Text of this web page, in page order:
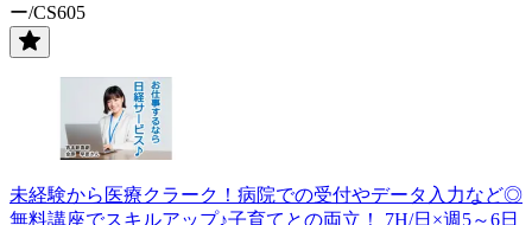
ー/CS605
未経験から医療クラーク！病院での受付やデータ入力など◎
無料講座でスキルアップ♪子育てとの両立！ 7H/日×週5～6日